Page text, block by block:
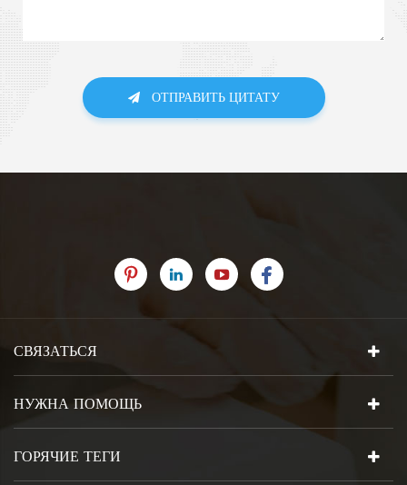
ОТПРАВИТЬ ЦИТАТУ
СВЯЗАТЬСЯ
НУЖНА ПОМОЩЬ
ГОРЯЧИЕ ТЕГИ